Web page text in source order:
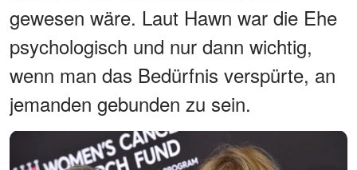
gewesen wäre. Laut Hawn war die Ehe
psychologisch und nur dann wichtig,
wenn man das Bedürfnis verspürte, an
jemanden gebunden zu sein.